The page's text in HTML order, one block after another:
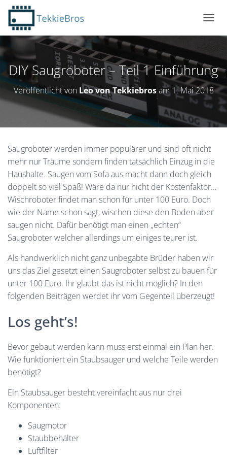
A
I
G
A
T
O
U
C
H
L
T
E
N
DIY Saugroboter – Teil 1 Einführung
Veröffentlicht von Leo von Tekkiebrosam1. Mai 2018
Saugroboter werden immer populärer und sind oft nicht
mehr nur Träume sondern finden tatsächlich Einzug in die
Haushalte. Saugen vom Sofa aus macht dann doch gleich
doppelt so viel Spaß! Wäre da nur nicht der Kostenfaktor…
Wischroboter findet man schon für unter 100 Euro. Doch
wie der Name schon sagt, wischen diese den Boden aber
saugen nicht. Dafür benötigt man einen „echten“
Saugroboter welcher allerdings um einiges teurer ist.
Als handwerklich nicht ganz unbegabte Brüder haben wir
uns das Ziel gesetzt einen Saugroboter selbst zu bauen für
unter 100 Euro. Ihr glaubt das ist nicht möglich? In den
folgenden Beiträgen werdet ihr vom Gegenteil überzeugt!
Los geht’s!
Bevor gebaut werden kann muss erst einmal ein Plan her.
Wie funktioniert ein Staubsauger und welche Teile werden
benötigt?
Ein Staubsauger besteht vereinfacht aus nur drei
Komponenten:
Saugmotor
Staubbehälter
Luftfilter